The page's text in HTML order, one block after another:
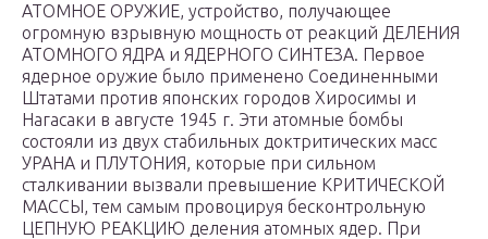
АТОМНОЕ ОРУЖИЕ, устройство, получающее
огромную взрывную мощность от реакций ДЕЛЕНИЯ
АТОМНОГО ЯДРА и ЯДЕРНОГО СИНТЕЗА. Первое
ядерное оружие было применено Соединенными
Штатами против японских городов Хиросимы и
Нагасаки в августе 1945 г. Эти атомные бомбы
состояли из двух стабильных доктритических масс
УРАНА и ПЛУТОНИЯ, которые при сильном
сталкивании вызвали превышение КРИТИЧЕСКОЙ
МАССЫ, тем самым провоцируя бесконтрольную
ЦЕПНУЮ РЕАКЦИЮ деления атомных ядер. При